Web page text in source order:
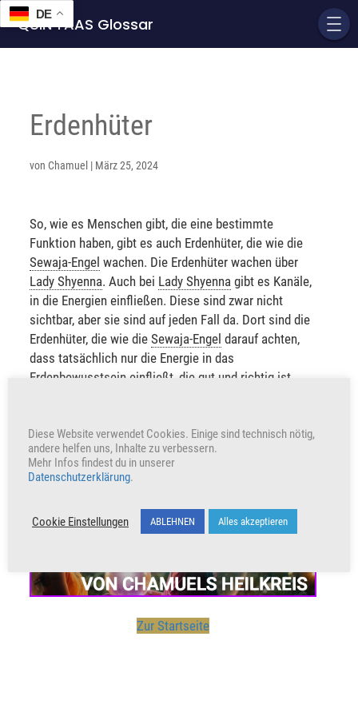
QUIN'TAAS Glossar
Erdenhüter
vonChamuel | März 25, 2024
So, wie es Menschen gibt, die eine bestimmte
Funktion haben, gibt es auch Erdenhüter, die wie die
Sewaja-Engel wachen. Die Erdenhüter wachen über
Lady Shyenna. Auch bei Lady Shyenna gibt es Kanäle,
in die Energien einfließen. Diese sind zwar nicht
sichtbar, aber sie sind auf jeden Fall da. Dort sind die
Erdenhüter, die wie dieSewaja-Engel darauf achten,
dass tatsächlich nur die Energie in das
Erdenbewusstsein einfließt, die gut und richtig ist.
Unterstütze unser Wirken indem du den Beitrag teilst
Werbung
Zur Startseite
Diese Website verwendet Cookies. Einige sind technisch nötig,
andere helfen uns, Inhalte zu verbessern.
Mehr Infos findest du in unserer
Datenschutzerklärung.
Cookie Einstellungen ABLEHNEN Alles akzeptieren
DE